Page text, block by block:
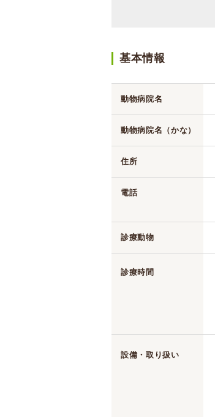
基本情報
動物病院名
動物病院名（かな）
住所
電話
診療動物
診療時間
設備・取り扱い